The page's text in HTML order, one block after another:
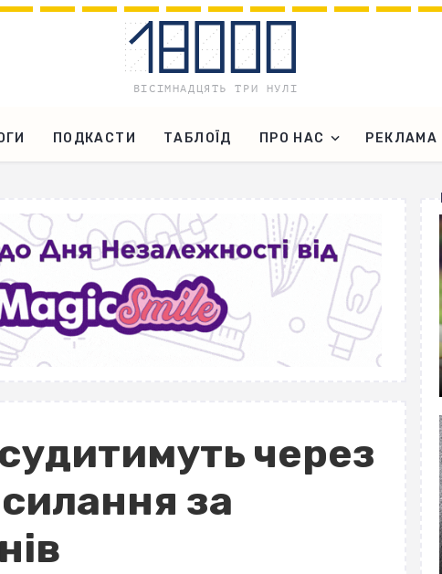
ПОДКАСТИ ТАБЛОЇД ПРО НАС РЕКЛАМА
через
за